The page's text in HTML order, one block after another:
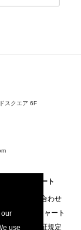
use
スクエア 6F
サポート
お問い合わせ
サイズチャート
製品保証規定